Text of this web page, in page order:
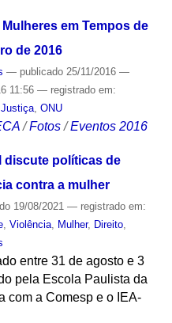
em Tempos de
de 2016
— publicado25/11/2016 —
11:56 — registrado em:
Justiça, ONU
/Fotos /Eventos 2016
políticas de
contra a mulher
19/08/2021 — registrado em:
, Violência, Mulher, Direito,
entre 31 de agosto e 3
pela Escola Paulista da
com a Comesp e o IEA-